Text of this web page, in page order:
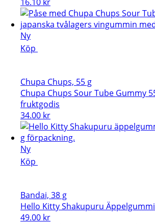
Ny
Köp
Chupa Chups, 55 g
Chupa Chups Sour Tube Gummy
fruktgodis
34.00 kr
Ny
Köp
Bandai, 38 g
Hello Kitty Shakupuru
49.00 kr